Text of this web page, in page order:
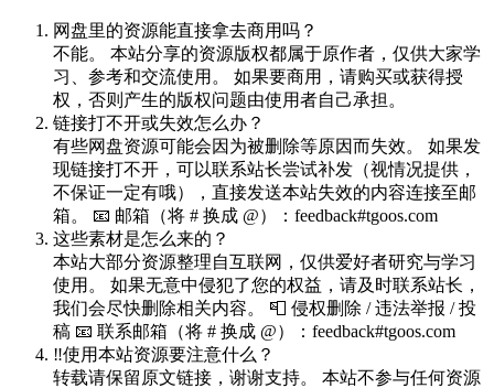
网盘里的资源能直接拿去商用吗？
不能。 本站分享的资源版权都属于原作者，仅供大家学
习、参考和交流使用。 如果要商用，请购买或获得授
权，否则产生的版权问题由使用者自己承担。
链接打不开或失效怎么办？
有些网盘资源可能会因为被删除等原因而失效。 如果发
现链接打不开，可以联系站长尝试补发（视情况提供，
不保证一定有哦），直接发送本站失效的内容连接至邮
箱。 📧 邮箱（将 # 换成 @）：feedback#tgoos.com
这些素材是怎么来的？
本站大部分资源整理自互联网，仅供爱好者研究与学习
使用。 如果无意中侵犯了您的权益，请及时联系站长，
我们会尽快删除相关内容。 📮 侵权删除 / 违法举报 / 投
稿 📧 联系邮箱（将 # 换成 @）：feedback#tgoos.com
‼️使用本站资源要注意什么？
转载请保留原文链接，谢谢支持。 本站不参与任何资源